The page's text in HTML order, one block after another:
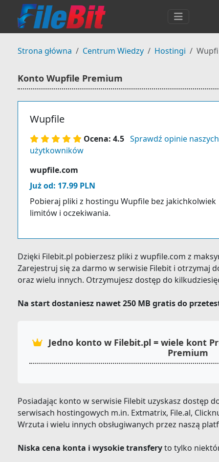
Strona główna Centrum Wiedzy Hostingi
Konto Wupfile Premium
Wupfile
Ocena: 4.5 Sprawdź opinie naszych
użytkowników
wupfile.com
Już od: 17.99 PLN
Pobieraj pliki z hostingu Wupfile bez jakichkolwiek
limitów i oczekiwania.
Dzięki Filebit.pl pobierzesz pliki z wupfile.com z
Zarejestruj się za darmo w serwisie Filebit i otrzymaj
oraz wielu innych. Otrzymujesz dostęp do
Na start dostaniesz nawet 250 MB gratis do
Jedno konto w Filebit.pl = wiele kont
Premium
Posiadając konto w serwisie Filebit uzyskasz dostęp
serwisach hostingowych m.in. Extmatrix, File.al,
Wrzuta i wielu innych obsługiwanych przez naszą
Niska cena konta i wysokie transferyto tylko